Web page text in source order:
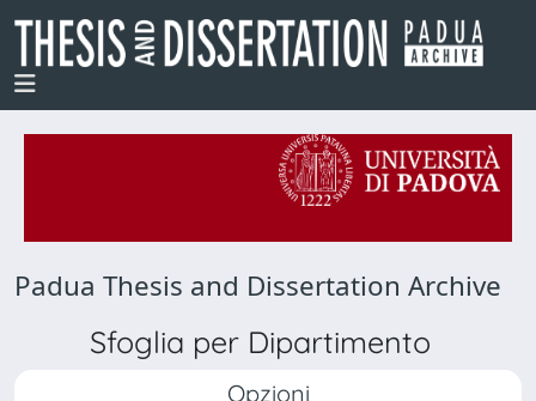
Padua Thesis and Dissertation Archive
Sfoglia per Dipartimento
Opzioni